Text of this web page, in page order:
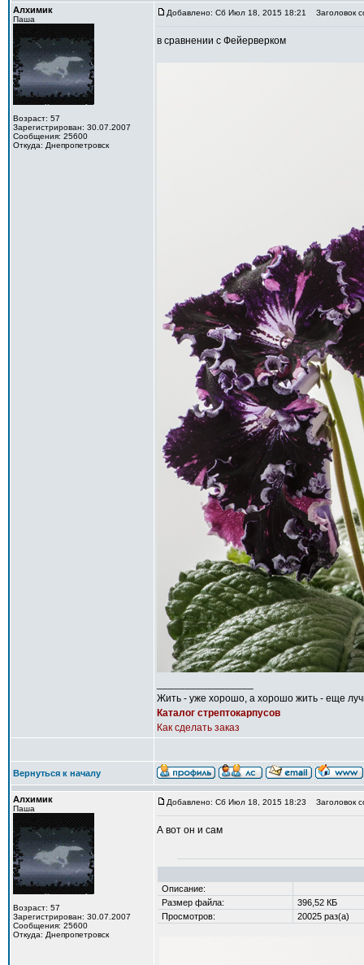
Алхимик
Паша
Возраст: 57
Зарегистрирован: 30.07.2007
Сообщения: 25600
Откуда: Днепропетровск
Добавлено: Сб Июл 18, 2015 18:21 Заголовок
в сравнении с Фейерверком
Жить - уже хорошо, а хорошо жить - еще
Каталог стрептокарпусов
Как сделать заказ
Вернуться к началу
Алхимик
Паша
Возраст: 57
Зарегистрирован: 30.07.2007
Сообщения: 25600
Откуда: Днепропетровск
Добавлено: Сб Июл 18, 2015 18:23 Заголовок
А вот он и сам
Описание:
Размер файла:
396,52 КБ
Просмотров:
20025 раз(а)